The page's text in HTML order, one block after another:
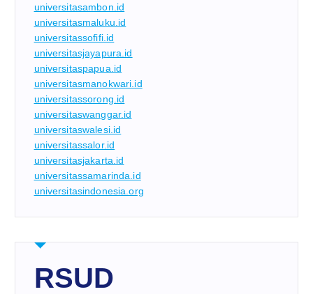
universitasambon.id
universitasmaluku.id
universitassofifi.id
universitasjayapura.id
universitaspapua.id
universitasmanokwari.id
universitassorong.id
universitaswanggar.id
universitaswalesi.id
universitassalor.id
universitasjakarta.id
universitassamarinda.id
universitasindonesia.org
RSUD